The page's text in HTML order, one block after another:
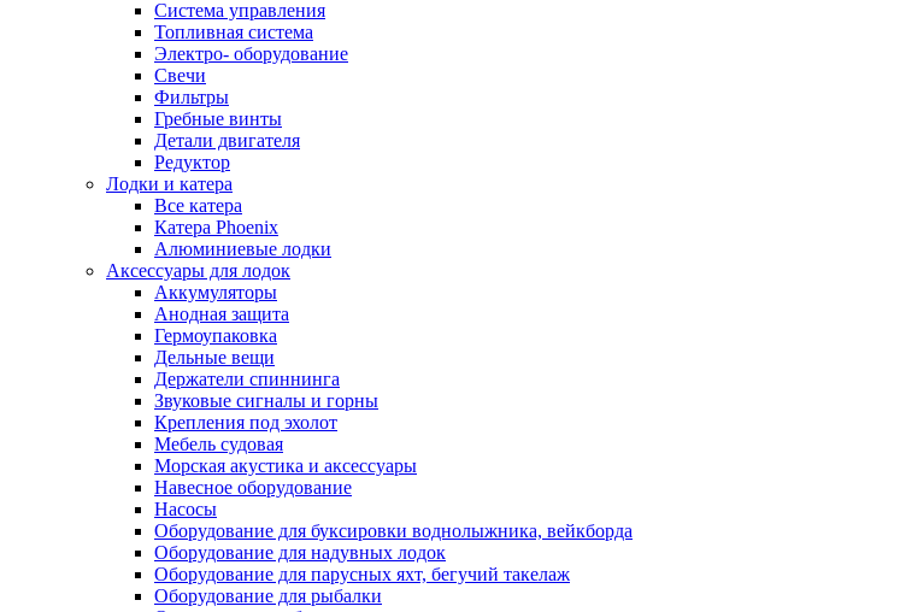
Система управления
Топливная система
Электро- оборудование
Свечи
Фильтры
Гребные винты
Детали двигателя
Редуктор
Лодки и катера
Все катера
Катера Phoenix
Алюминиевые лодки
Аксессуары для лодок
Аккумуляторы
Анодная защита
Гермоупаковка
Дельные вещи
Держатели спиннинга
Звуковые сигналы и горны
Крепления под эхолот
Мебель судовая
Морская акустика и аксессуары
Навесное оборудование
Насосы
Оборудование для буксировки воднолыжника, вейкборда
Оборудование для надувных лодок
Оборудование для парусных яхт, бегучий такелаж
Оборудование для рыбалки